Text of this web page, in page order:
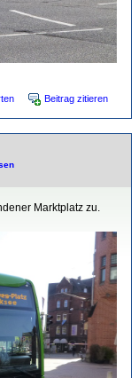
Beitrag zitieren
Marktplatz zu.